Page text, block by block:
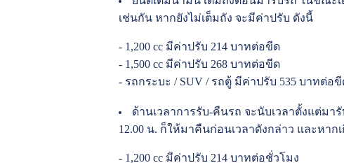
เช่นกัน หากยังไม่เต็มถัง จะมีค่าปรับ ดังนี้
- 1,200 cc มีค่าปรับ 214 บาทต่อขีด
- 1,500 cc มีค่าปรับ 268 บาทต่อขีด
- รถกระบะ / SUV / รถตู้ มีค่าปรับ 535 บาทต่อ
ด้านเวลาการรับ-คืนรถ จะนับเวลาตั้งแต่มา
12.00 น. ก็ให้มาคืนก่อนเวลาดังกล่าว และหาก
- 1,200 cc มีค่าปรับ 214 บาทต่อชั่วโมง